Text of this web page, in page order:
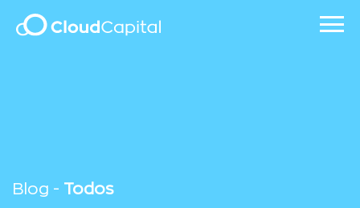
Blog - Todos